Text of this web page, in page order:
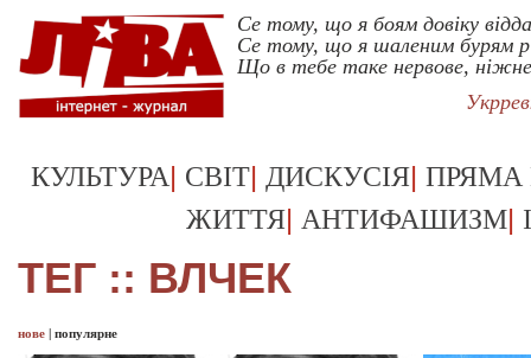
Се тому, що я боям довіку
Се тому, що я шаленим бурям
Що в тебе таке нервове, ніжне
КУЛЬТУРА| СВІТ| ДИСКУСІЯ| ПРЯМА
ЖИТТЯ| АНТИФАШИЗМ|
ТЕГ :: ВЛЧЕК
нове | популярне